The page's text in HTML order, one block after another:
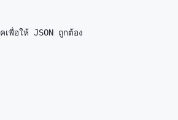
พื่อให้ JSON ถูกต้อง